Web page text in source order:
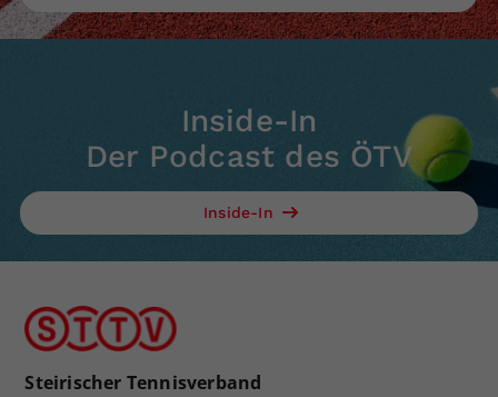
Inside-In
Der Podcast des ÖTV
Inside-In
Steirischer Tennisverband